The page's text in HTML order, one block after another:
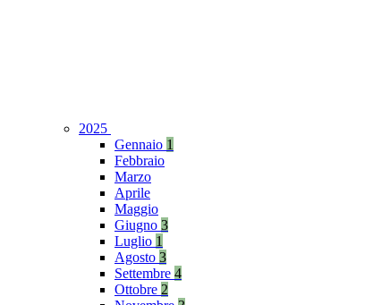
2025
Gennaio 1
Febbraio
Marzo
Aprile
Maggio
Giugno 3
Luglio 1
Agosto 3
Settembre 4
Ottobre 2